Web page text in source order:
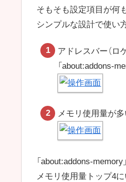
そもそも設定項目が何
シンプルな設計で使い
アドレスバー（ロ
「about:addons-
メモリ使用量が
「about:addons-memory
メモリ使用量トップ4